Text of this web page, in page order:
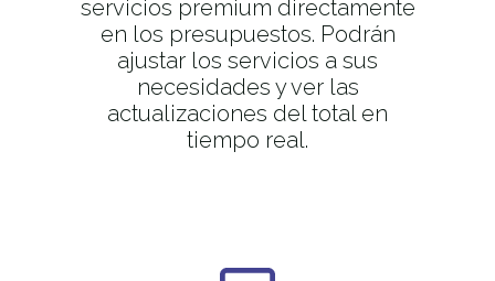
servicios premium directamente
en los presupuestos. Podrán
ajustar los servicios a sus
necesidades y ver las
actualizaciones del total en
tiempo real.